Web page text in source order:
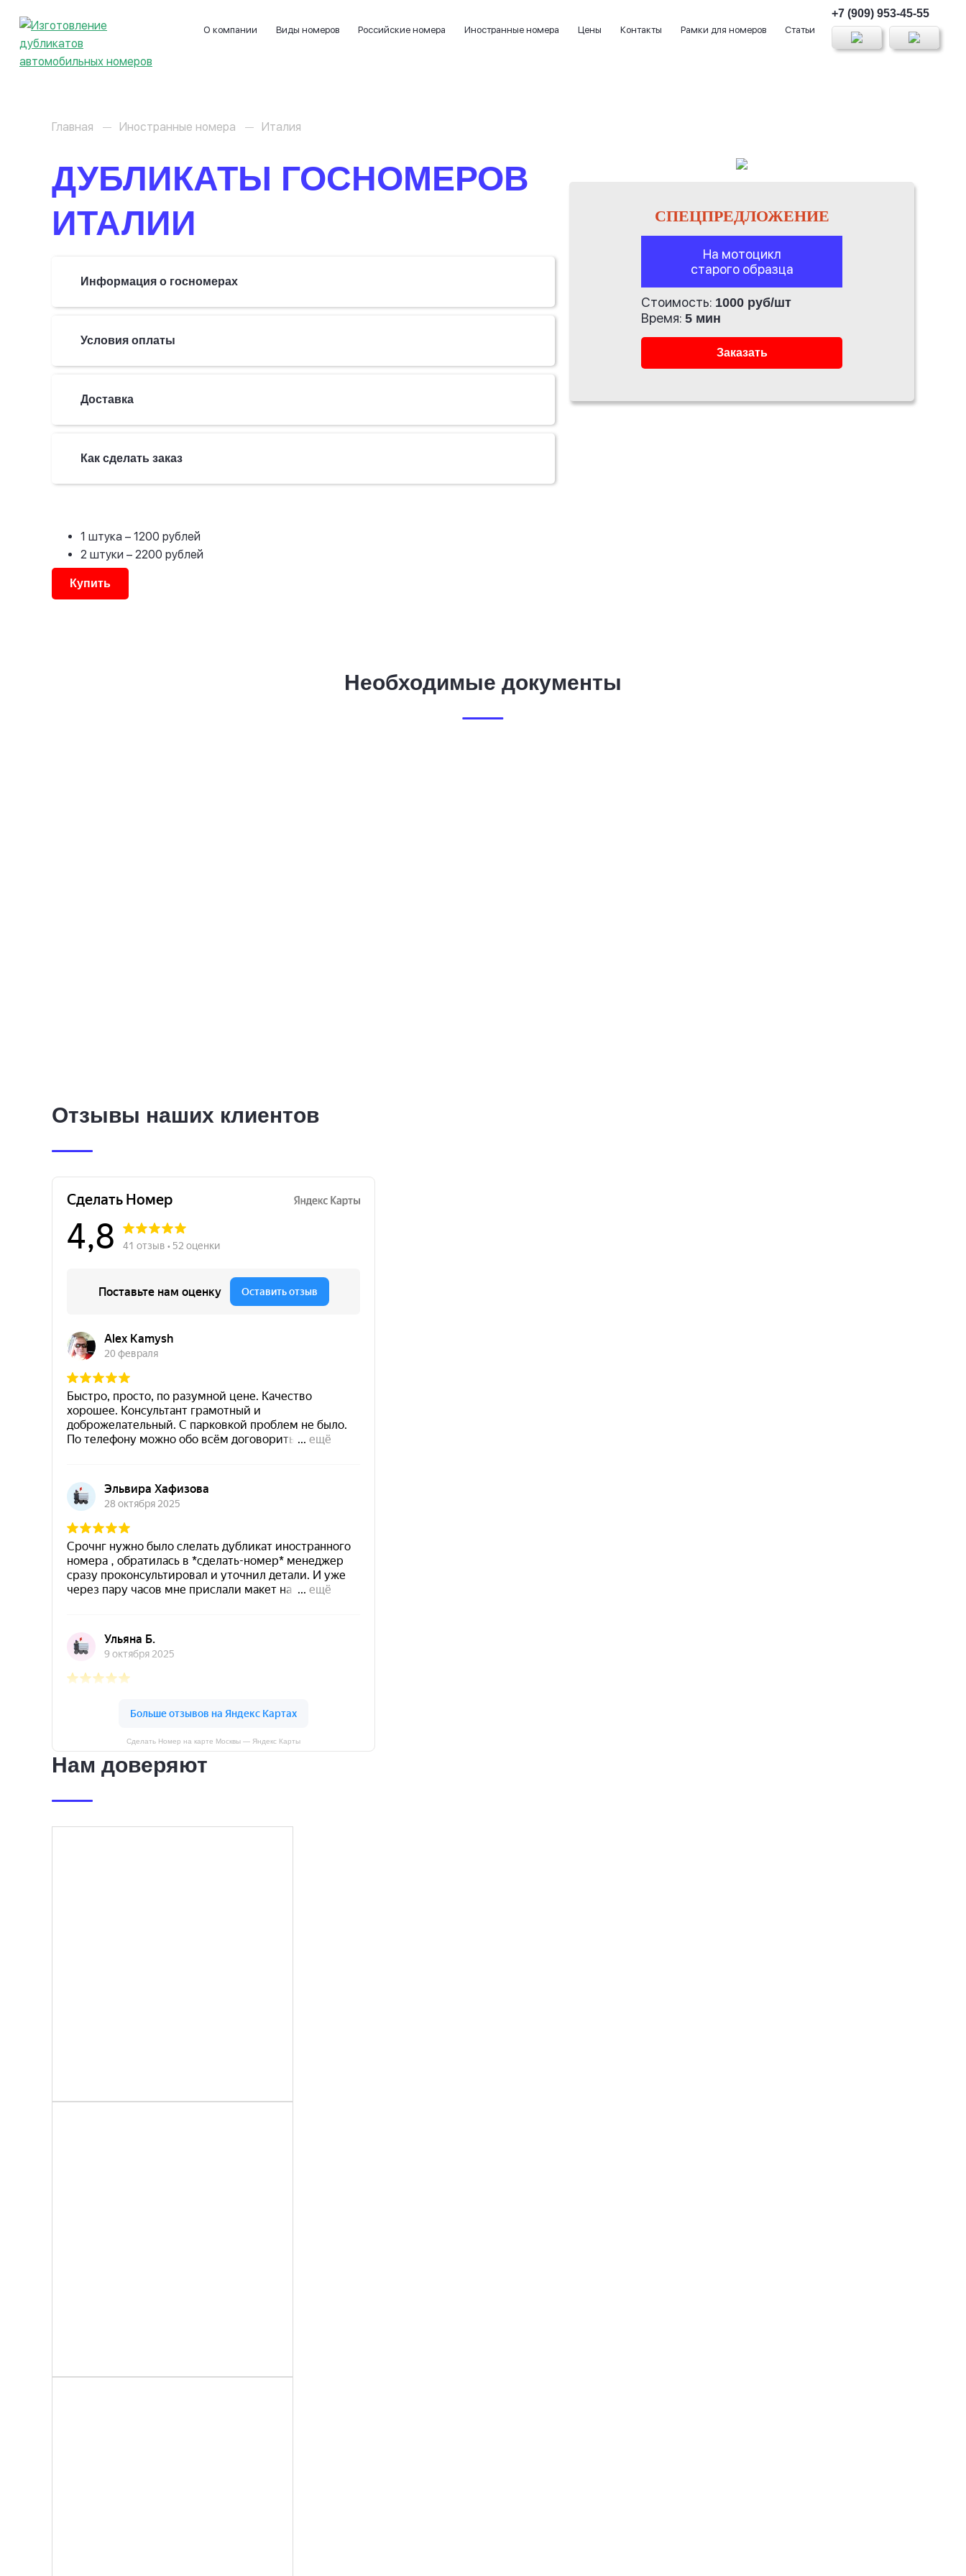
О компании Виды номеров Российские номера Иностранные номера Цены Контакты Рамки для номеров Статьи
+7 (909) 953-45-55
Главная Иностранные номера Италия
ДУБЛИКАТЫ ГОСНОМЕРОВ
ИТАЛИИ
Информация о госномерах
Условия оплаты
Доставка
Как сделать заказ
СПЕЦПРЕДЛОЖЕНИЕ
На мотоцикл
старого образца
Стоимость: 1000 руб/шт
Время: 5 мин
Заказать
1 штука – 1200 рублей
2 штуки – 2200 рублей
Купить
Необходимые документы
Отзывы наших клиентов
Сделать Номер на карте Москвы — Яндекс Карты
Нам доверяют